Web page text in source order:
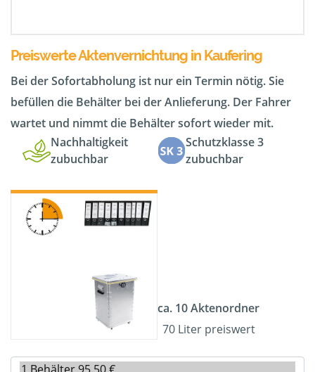
Preiswerte Aktenvernichtung in Kaufering
Bei der Sofortabholung ist nur ein Termin nötig. Sie
befüllen die Behälter bei der Anlieferung. Der Fahrer
wartet und nimmt die Behälter sofort wieder mit.
Nachhaltigkeit
zubuchbar
Schutzklasse 3
zubuchbar
ca. 10 Aktenordner
70 Liter preiswert